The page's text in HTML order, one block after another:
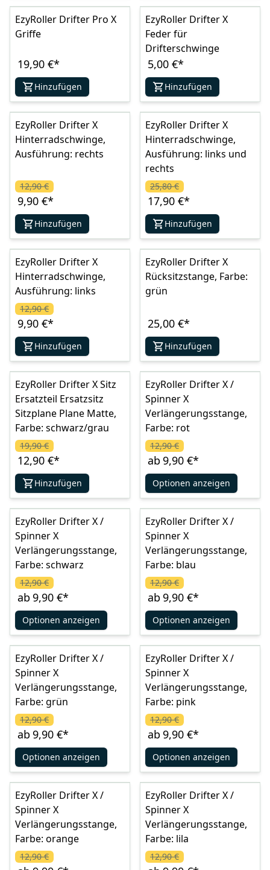
EzyRoller Drifter Pro X
Griffe
19,90 €*
Hinzufügen
EzyRoller Drifter X
Feder für
Drifterschwinge
5,00 €*
Hinzufügen
EzyRoller Drifter X
Hinterradschwinge,
Ausführung: rechts
9,90 €*
12,90 €
Hinzufügen
EzyRoller Drifter X
Hinterradschwinge,
Ausführung: links und
rechts
17,90 €*
25,80 €
Hinzufügen
EzyRoller Drifter X
Hinterradschwinge,
Ausführung: links
9,90 €*
12,90 €
Hinzufügen
EzyRoller Drifter X
Rücksitzstange, Farbe:
grün
25,00 €*
Hinzufügen
EzyRoller Drifter X Sitz
Ersatzteil Ersatzsitz
Sitzplane Plane Matte,
Farbe: schwarz/grau
12,90 €*
19,90 €
Hinzufügen
EzyRoller Drifter X /
Spinner X
Verlängerungsstange,
Farbe: rot
ab 9,90 €*
12,90 €
Optionen anzeigen
EzyRoller Drifter X /
Spinner X
Verlängerungsstange,
Farbe: schwarz
ab 9,90 €*
12,90 €
Optionen anzeigen
EzyRoller Drifter X /
Spinner X
Verlängerungsstange,
Farbe: blau
ab 9,90 €*
12,90 €
Optionen anzeigen
EzyRoller Drifter X /
Spinner X
Verlängerungsstange,
Farbe: grün
ab 9,90 €*
12,90 €
Optionen anzeigen
EzyRoller Drifter X /
Spinner X
Verlängerungsstange,
Farbe: pink
ab 9,90 €*
12,90 €
Optionen anzeigen
EzyRoller Drifter X /
Spinner X
Verlängerungsstange,
Farbe: orange
12,90 €
EzyRoller Drifter X /
Spinner X
Verlängerungsstange,
Farbe: lila
12,90 €